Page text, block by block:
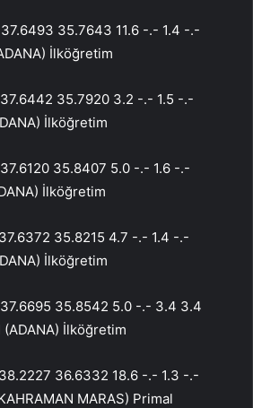
35.7643 11.6 -.- 1.4 -.-
İlköğretim
35.7920 3.2 -.- 1.5 -.-
İlköğretim
35.8407 5.0 -.- 1.6 -.-
İlköğretim
35.8215 4.7 -.- 1.4 -.-
İlköğretim
35.8542 5.0 -.- 3.4 3.4
(ADANA) İlköğretim
36.6332 18.6 -.- 1.3 -.-
MARAS) Primal